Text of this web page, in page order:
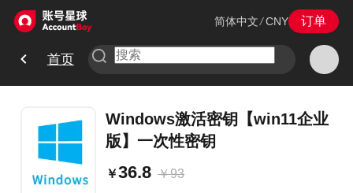
简体中文 /CNY 订单
首页
Windows激活密钥【win11企业
版】一次性密钥
￥36.8 ￥93